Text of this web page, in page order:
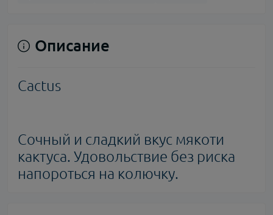
Описание
Cactus
Сочный и сладкий вкус мякоти
кактуса. Удовольствие без риска
напороться на колючку.